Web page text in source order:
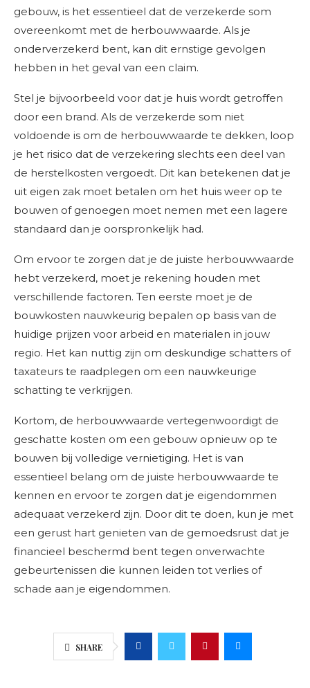
gebouw, is het essentieel dat de verzekerde som
overeenkomt met de herbouwwaarde. Als je
onderverzekerd bent, kan dit ernstige gevolgen
hebben in het geval van een claim.
Stel je bijvoorbeeld voor dat je huis wordt getroffen
door een brand. Als de verzekerde som niet
voldoende is om de herbouwwaarde te dekken, loop
je het risico dat de verzekering slechts een deel van
de herstelkosten vergoedt. Dit kan betekenen dat je
uit eigen zak moet betalen om het huis weer op te
bouwen of genoegen moet nemen met een lagere
standaard dan je oorspronkelijk had.
Om ervoor te zorgen dat je de juiste herbouwwaarde
hebt verzekerd, moet je rekening houden met
verschillende factoren. Ten eerste moet je de
bouwkosten nauwkeurig bepalen op basis van de
huidige prijzen voor arbeid en materialen in jouw
regio. Het kan nuttig zijn om deskundige schatters of
taxateurs te raadplegen om een nauwkeurige
schatting te verkrijgen.
Kortom, de herbouwwaarde vertegenwoordigt de
geschatte kosten om een gebouw opnieuw op te
bouwen bij volledige vernietiging. Het is van
essentieel belang om de juiste herbouwwaarde te
kennen en ervoor te zorgen dat je eigendommen
adequaat verzekerd zijn. Door dit te doen, kun je met
een gerust hart genieten van de gemoedsrust dat je
financieel beschermd bent tegen onverwachte
gebeurtenissen die kunnen leiden tot verlies of
schade aan je eigendommen.
SHARE